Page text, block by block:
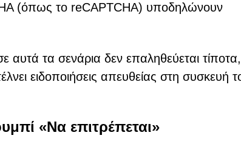
(όπως το reCAPTCHA) υποδηλώνουν
αυτά τα σενάρια δεν επαληθεύεται τίποτα,
ειδοποιήσεις απευθείας στη συσκευή
«Να επιτρέπεται»